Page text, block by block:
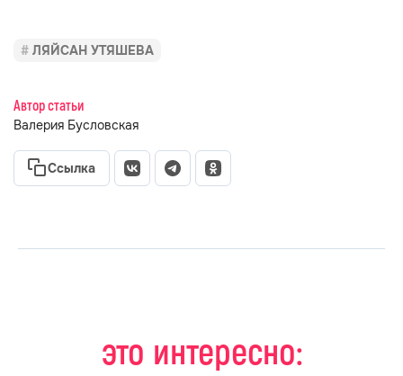
ЛЯЙСАН УТЯШЕВА
Автор статьи
Валерия Бусловская
Ссылка
это интересно: